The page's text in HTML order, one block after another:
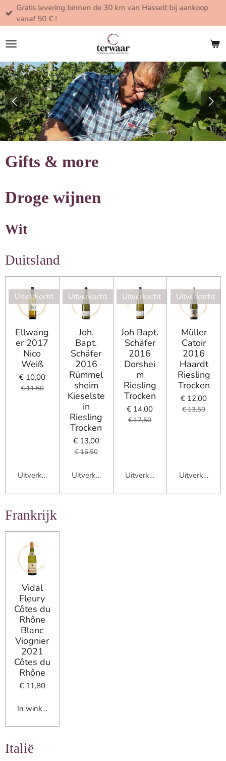
Ga
direct
de
Gratis levering binnen de 30 km van Hasselt bij aankoop
vanaf 50 € !
Gifts & more
Droge wijnen
Wit
Duitsland
Uitverkocht
Ellwang
er 2017
Nico
Weiß
€ 10,00
€ 11,50
Uitverkocht
Uitverkocht
Joh.
Bapt.
Schäfer
2016
Rümmel
sheim
Kieselste
in
Riesling
Trocken
€ 13,00
€ 16,50
Uitverkocht
Uitverkocht
Joh Bapt.
Schäfer
2016
Dorshei
m
Riesling
Trocken
€ 14,00
€ 17,50
Uitverkocht
Uitverkocht
Müller
Catoir
2016
Haardt
Riesling
Trocken
€ 12,00
€ 13,50
Uitverkocht
Frankrijk
Vidal
Fleury
Côtes du
Rhône
Blanc
Viognier
2021
Côtes du
Rhône
€ 11,80
In winkelwagen
Italië